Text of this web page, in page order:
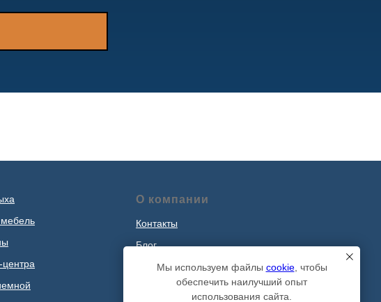
Мы используем файлы cookie, чтобы
обеспечить наилучший опыт
использования сайта.
О компании
Контакты
Блог
Наши проекты
Политика обработки персональных